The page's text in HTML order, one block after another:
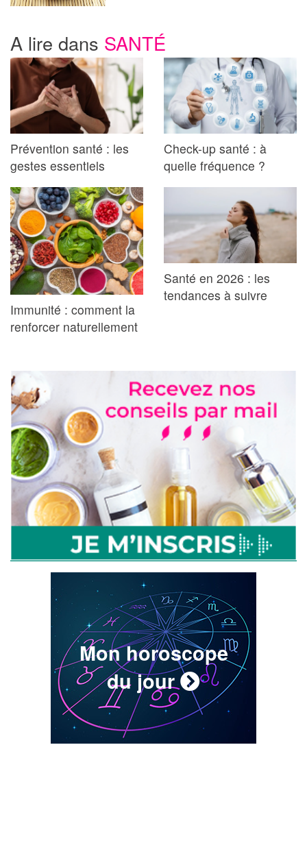
A lire dans SANTÉ
Prévention santé : les
gestes essentiels
Check-up santé : à
quelle fréquence ?
Immunité : comment la
renforcer naturellement
Santé en 2026 : les
tendances à suivre
Mon horoscope
du jour